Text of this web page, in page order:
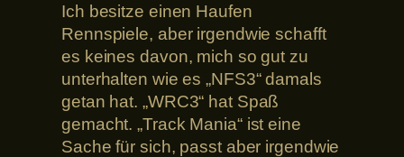
Ich besitze einen Haufen
Rennspiele, aber irgendwie schafft
es keines davon, mich so gut zu
unterhalten wie es „NFS3“ damals
getan hat. „WRC3“ hat Spaß
gemacht. „Track Mania“ ist eine
Sache für sich, passt aber irgendwie